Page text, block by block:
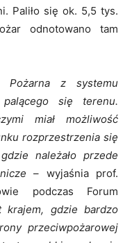
Paliło się ok. 5,5 tys.
odnotowano tam
Pożarna z systemu
palącego się terenu.
miał możliwość
rozprzestrzenia się
należało przede
– wyjaśnia prof.
podczas Forum
krajem, gdzie bardzo
przeciwpożarowej